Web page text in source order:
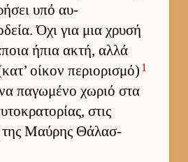
υπό αυ­
Όχι για μια χρυσή
ήπια ακτή, αλλά
οί­κον περιο­ρισμό) 1
παγωμένο χωριό στα
στις
της Μαύ­ρης Θάλασ­